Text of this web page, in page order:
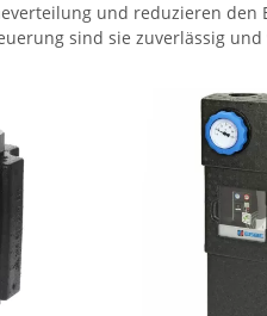
und reduzieren
sind sie zuverlässig